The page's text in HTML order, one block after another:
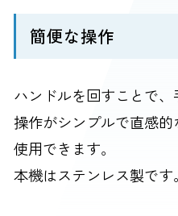
簡便な操作
ハンドルを回すことで、
操作がシンプルで直感
使用できます。
本機はステンレス製です。